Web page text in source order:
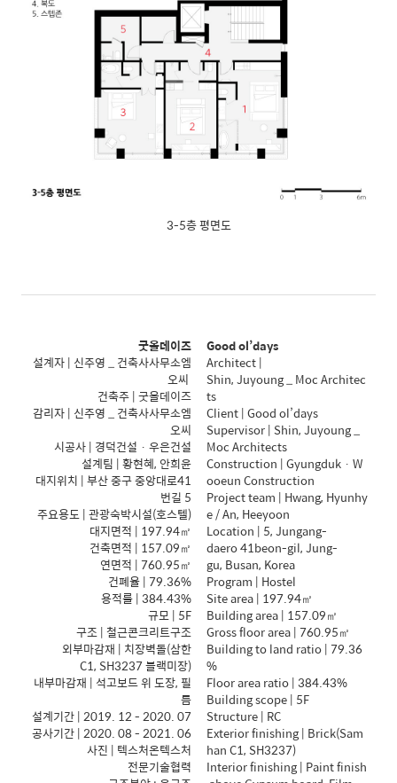
3-5층 평면도
굿올데이즈
설계자 | 신주영 _ 건축사사무소엠
오씨
건축주 | 굿올데이즈
감리자 | 신주영 _ 건축사사무소엠
오씨
시공사 | 경덕건설 · 우은건설
설계팀 | 황현혜, 안희윤
대지위치 | 부산 중구 중앙대로41
번길 5
주요용도 | 관광숙박시설(호스텔)
대지면적 | 197.94㎡
건축면적 | 157.09㎡
연면적 | 760.95㎡
건폐율 | 79.36%
용적률 | 384.43%
규모 | 5F
구조 | 철근콘크리트구조
외부마감재 | 치장벽돌(삼한
C1, SH3237 블랙미장)
내부마감재 | 석고보드 위 도장, 필
름
설계기간 | 2019. 12 - 2020. 07
공사기간 | 2020. 08 - 2021. 06
사진 | 텍스처온텍스처
전문기술협력
Good ol’days
Architect |
Shin, Juyoung _ Moc Architec
ts
Client | Good ol’days
Supervisor | Shin, Juyoung _
Moc Architects
Construction | Gyungduk · W
ooeun Construction
Project team | Hwang, Hyunhy
e / An, Heeyoon
Location | 5, Jungang-
daero 41beon-gil, Jung-
gu, Busan, Korea
Program | Hostel
Site area | 197.94㎡
Building area | 157.09㎡
Gross floor area | 760.95㎡
Building to land ratio | 79.36
%
Floor area ratio | 384.43%
Building scope | 5F
Structure | RC
Exterior finishing | Brick(Sam
han C1, SH3237)
Interior finishing | Paint finish